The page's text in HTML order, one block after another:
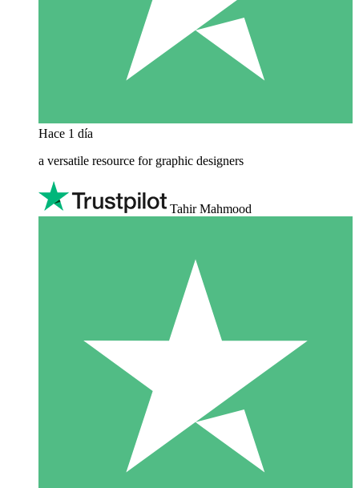
Hace 1 día
a versatile resource for graphic designers
Tahir Mahmood